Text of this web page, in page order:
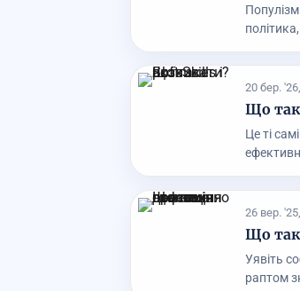
20 бер.
Що
Це ті
26 вер.
Що
Уявіть
раптом